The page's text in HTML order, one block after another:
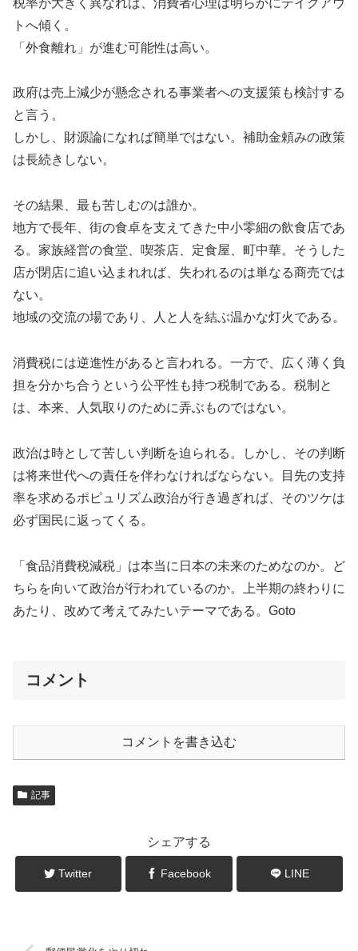
トへ傾く。
「外食離れ」が進む可能性は高い。
政府は売上減少が懸念される事業者への支援策も検討する
と言う。
しかし、財源論になれば簡単ではない。補助金頼みの政策
は長続きしない。
その結果、最も苦しむのは誰か。
地方で長年、街の食卓を支えてきた中小零細の飲食店であ
る。家族経営の食堂、喫茶店、定食屋、町中華。そうした
店が閉店に追い込まれれば、失われるのは単なる商売では
ない。
地域の交流の場であり、人と人を結ぶ温かな灯火である。
消費税には逆進性があると言われる。一方で、広く薄く負
担を分かち合うという公平性も持つ税制である。税制と
は、本来、人気取りのために弄ぶものではない。
政治は時として苦しい判断を迫られる。しかし、その判断
は将来世代への責任を伴わなければならない。目先の支持
率を求めるポピュリズム政治が行き過ぎれば、そのツケは
必ず国民に返ってくる。
「食品消費税減税」は本当に日本の未来のためなのか。ど
ちらを向いて政治が行われているのか。上半期の終わりに
あたり、改めて考えてみたいテーマである。Goto
コメント
コメントを書き込む
記事
シェアする
Twitter Facebook LINE